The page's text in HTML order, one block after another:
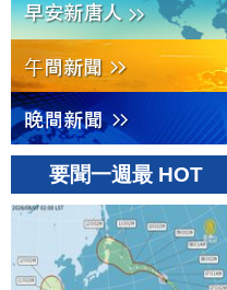
要聞一週最 HOT